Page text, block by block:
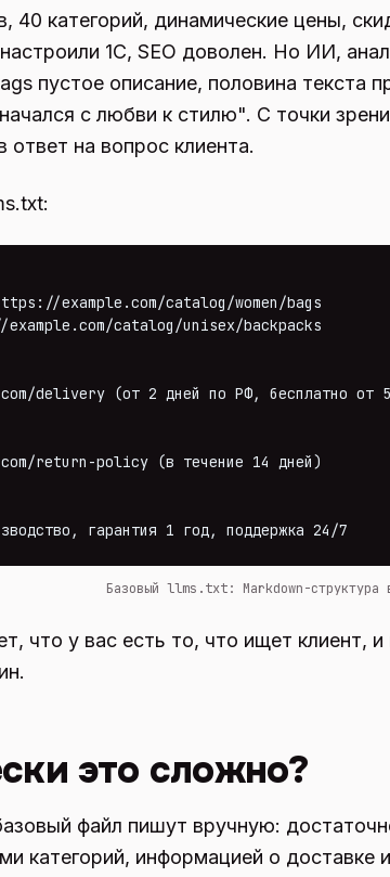
40 категорий, динамические цены,
1С, SEO доволен. Но ИИ,
пустое описание, половина текста
с любви к стилю". С точки
ответ на вопрос клиента.
example.com/catalog/women/bags
catalog/unisex/backpacks
delivery (от 2 дней по РФ, бесплатно от
return-policy (в течение 14 дней)
гарантия 1 год, поддержка 24/7
Базовый llms.txt: Markdown-структура
что у вас есть то, что ищет клиент,
это сложно?
файл пишут вручную:
категорий, информацией о доставке